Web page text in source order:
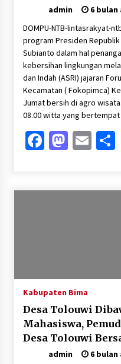
admin
6 bulan
DOMPU-NTB-lintasrakyat-
program Presiden
Subianto dalam hal
kebersihan lingkungan
dan Indah (ASRI) jajaran
Kecamatan ( Fokopimca)
Jumat bersih di agro
08.00 witta yang
Facebook
Kabupaten Bima
Desa Tolouwi
Mahasiswa,
Desa Tolouwi
Transparansi
admin 6 bulan